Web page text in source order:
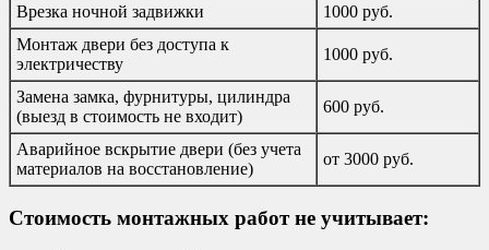
Врезка ночной задвижки
1000 руб.
Монтаж двери без доступа к
электричеству
1000 руб.
Замена замка, фурнитуры, цилиндра
(выезд в стоимость не входит)
600 руб.
Аварийное вскрытие двери (без учета
материалов на восстановление)
от 3000 руб.
Стоимость монтажных работ не учитывает: